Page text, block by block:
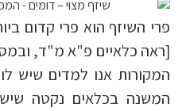
פרי השיזף הוא פרי קדום
[ראה כלאיים פ"א מ"ד,
המקורות אנו למדים שיש
המשנה בכלאים נקטה